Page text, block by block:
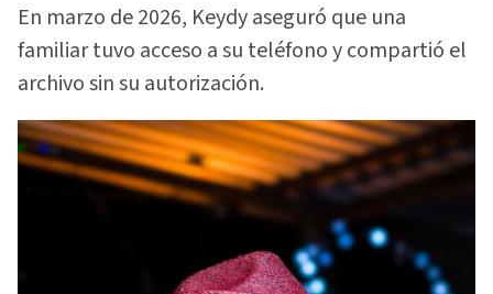
En marzo de 2026, Keydy aseguró que una
familiar tuvo acceso a su teléfono y compartió el
archivo sin su autorización.